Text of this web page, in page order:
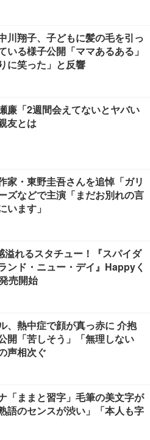
川翔子、子どもに髪の毛を引っ
いる様子公開「ママあるある」
に笑った」と反響
廉「2週間会えてないとヤバい
友とは
家・東野圭吾さんを追悼「ガリ
ズなどで主演「まだお別れの言
います」
溢れるスタチュー！『スパイダ
ンド・ニュー・デイ』Happyく
売開始
、熱中症で顔が真っ赤に 介抱
開「苦しそう」「無理しない
声相次ぐ
「ままと習字」毛筆の美文字が
語のセンスが渋い」「本人も字